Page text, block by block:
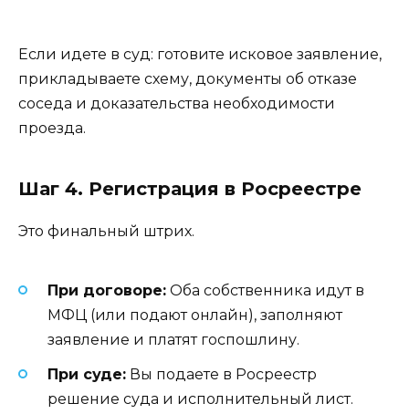
Если идете в суд: готовите исковое заявление,
прикладываете схему, документы об отказе
соседа и доказательства необходимости
проезда.
Шаг 4. Регистрация в Росреестре
Это финальный штрих.
При договоре: Оба собственника идут в
МФЦ (или подают онлайн), заполняют
заявление и платят госпошлину.
При суде: Вы подаете в Росреестр
решение суда и исполнительный лист.